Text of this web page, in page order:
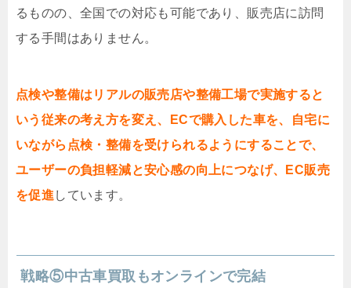
るものの、全国での対応も可能であり、販売店に訪問
する手間はありません。
点検や整備はリアルの販売店や整備工場で実施すると
いう従来の考え方を変え、ECで購入した車を、自宅に
いながら点検・整備を受けられるようにすることで、
ユーザーの負担軽減と安心感の向上につなげ、EC販売
を促進しています。
戦略⑤中古車買取もオンラインで完結